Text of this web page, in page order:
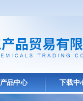
产品中心 下载中